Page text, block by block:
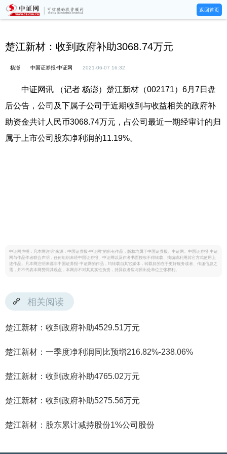
返回首页
楚江新材：收到政府补助3068.74万元
杨澎 中国证券报·中证网 2021-06-07 16:32
中证网讯 （记者 杨澎）楚江新材（002171）6月7日盘
后公告，公司及下属子公司于近期收到与收益相关的政府补
助资金共计人民币3068.74万元，占公司最近一期经审计的归
属于上市公司股东净利润的11.19%。
中证网声明：凡本网注明“来源：中国证券报·中证网”的所有作品，版权均属于中国证券报、中证网。中国证券报·中证
网与作品作者联合声明，任何组织未经中国证券报、中证网以及作者书面授权不得转载、摘编或利用其它方式使用上
述作品。凡本网注明来源非中国证券报·中证网的作品，均转载自其它媒体，转载目的在于更好服务读者、传递信息之
需，并不代表本网赞同其观点，本网亦不对其真实性负责，持异议者应与原出处单位主张权利。
相关阅读
楚江新材：收到政府补助4529.51万元
楚江新材：一季度净利润同比预增216.82%-238.06%
楚江新材：收到政府补助4765.02万元
楚江新材：收到政府补助5275.56万元
楚江新材：股东累计减持股份1%公司股份